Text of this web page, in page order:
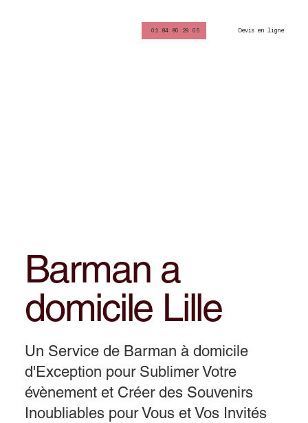
01 84 80 29 05 Devis en ligne
Barman a
domicile Lille
Un Service de Barman à domicile
d'Exception pour Sublimer Votre
évènement et Créer des Souvenirs
Inoubliables pour Vous et Vos Invités